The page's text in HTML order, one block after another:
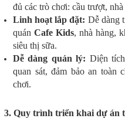
đủ các trò chơi: cầu trượt,
Linh hoạt lắp đặt: Dễ dàng
quán Cafe Kids, nhà hàng,
siêu thị sữa.
Dễ dàng quản lý: Diện
quan sát, đảm bảo an toàn
chơi.
3. Quy trình triển khai dự án